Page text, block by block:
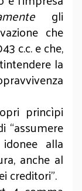
gli
che
c.c. e che,
la
princìpi
“assumere
alla
anche al
creditori”.